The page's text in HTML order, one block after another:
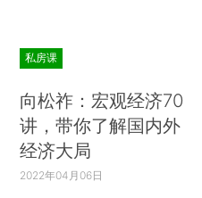
私房课
向松祚：宏观经济70
讲，带你了解国内外
经济大局
2022年04月06日